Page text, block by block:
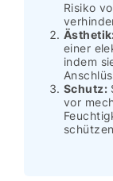
Risiko
einer
indem
Schutz:
vor